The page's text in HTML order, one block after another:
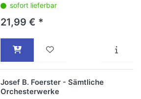
sofort lieferbar
21,99 € *
Josef B. Foerster - Sämtliche
Orchesterwerke